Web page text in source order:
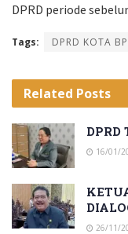
DPRD periode
Tags: DPRD KOTA
Related Posts
DPRD
16/01/
26/11/